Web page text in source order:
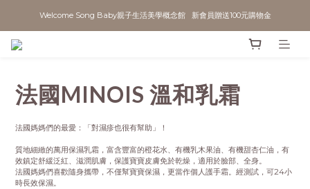
Welcome Song Baby親子生活美學概念館   新會員贈送100元購物金
法國MINOIS 溫和乳霜
法國媽媽們的最愛：「對濕疹也很有幫助」！
質地細緻的萬用保濕乳霜，富含豐富的橙花水、有機乳木果油、有機甜杏仁油，有
效鎮定舒緩泛紅、滋潤肌膚，保護寶寶皮膚免於乾燥，適用於臉部、全身。
法國媽媽們喜歡隨身攜帶，不僅幫寶寶保濕，更當作個人護手霜。經測試，可24小
時長效保濕。